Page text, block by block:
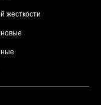
жесткости